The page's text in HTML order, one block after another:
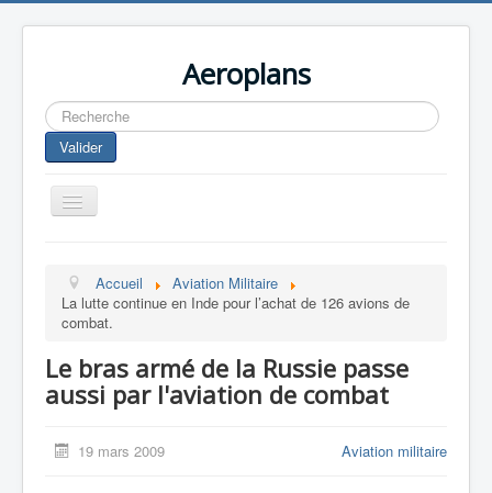
Aeroplans
Rechercher
Valider
Toggle
Navigation
Aviation Commerciale
Aviation d'Affaire
Aviation Militaire
Europespace
Drones
Accueil
Aviation Militaire
La lutte continue en Inde pour l’achat de 126 avions de
combat.
Le bras armé de la Russie passe
aussi par l'aviation de combat
19 mars 2009 Aviation militaire